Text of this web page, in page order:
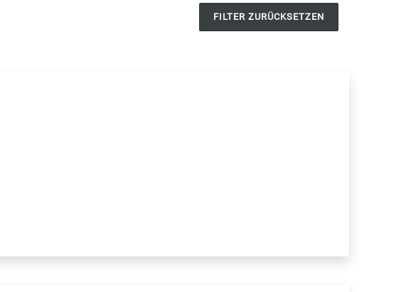
FILTER ZURÜCKSETZEN